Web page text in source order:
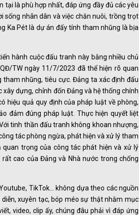
tại là phù hợp nhất, đáp ứng đầy đủ các yêu
sống nhân dân và việc chăn nuôi, trồng trọt
Ka Pét là dự án đấy tính tham nhũng là bịa
hành cuộc đấu tranh này bằng nhiều chủ
TW ngày 11/7/2023 đã thể hiện rõ quan
nhũng, tiêu cực. Đảng ta xác định đấu
dựng, chỉnh đốn Đảng và hệ thống chính
hiệu quả quy định của pháp luật về phòng,
đảm đúng pháp luật. Thực hiện quyết liệt
tinh thần đấu tranh không khoan nhượng,
tác phòng ngừa, phát hiện và xử lý tham
trọng của công tác phát hiện và xử lý
cao của Đảng và Nhà nước trong chống
TikTok… không dựa theo các nguồn
xuyên tạc, bóp méo sự thật nhằm mục
video, clip ấy, chúng đâu phải vì đáp ứng